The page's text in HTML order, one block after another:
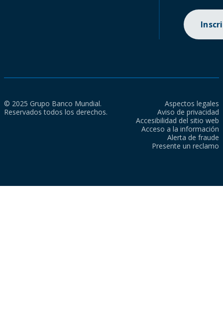
© 2025 Grupo Banco Mundial.
Reservados todos los derechos.
Aspectos legales
Aviso de privacidad
Accesibilidad del sitio web
Acceso a la información
Alerta de fraude
Presente un reclamo